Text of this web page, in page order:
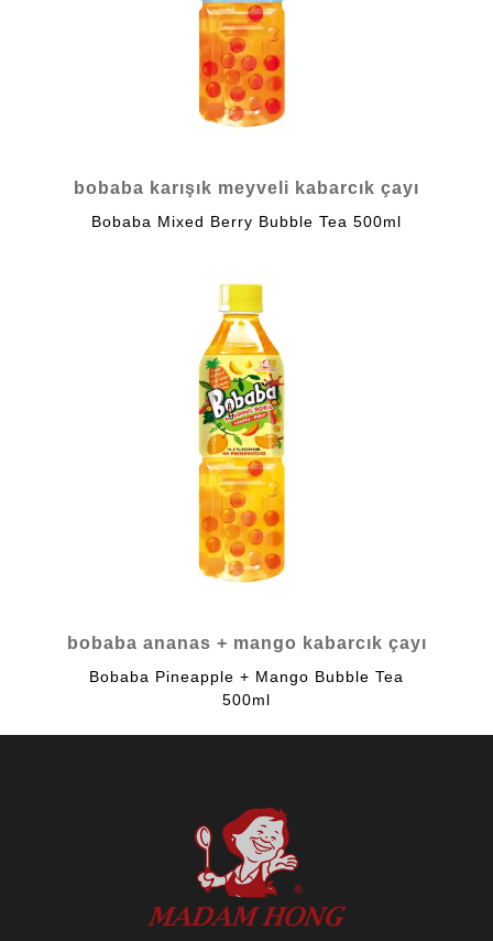
bobaba karışık meyveli kabarcık çayı
Bobaba Mixed Berry Bubble Tea 500ml
bobaba ananas + mango kabarcık çayı
Bobaba Pineapple + Mango Bubble Tea
500ml